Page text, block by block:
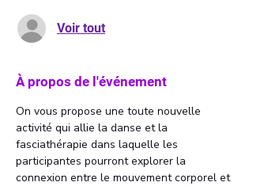
Voir tout
À propos de l'événement
On vous propose une toute nouvelle
activité qui allie la danse et la
fasciathérapie dans laquelle les
participantes pourront explorer la
connexion entre le mouvement corporel et